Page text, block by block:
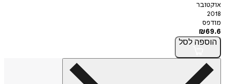
אוקטובר
2018
מודפס
₪69.6
הוספה לסל